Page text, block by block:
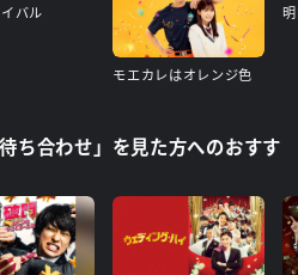
バル
モエカレはオレンジ色
ち合わせ」を見た方へのおすす